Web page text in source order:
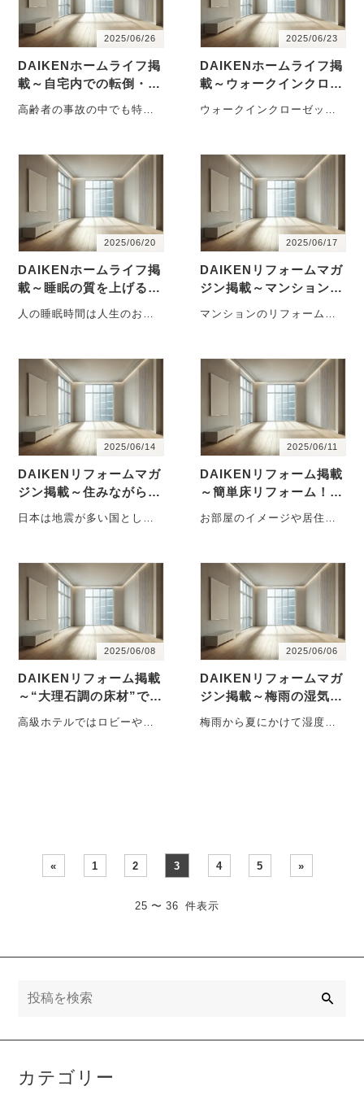
2025/06/26
DAIKENホームライフ掲
載～自宅内での転倒・転
落・落下を防止した
い！
高齢者の事故の中でも特に
先ではなく、自宅・・・
2025/06/23
DAIKENホームライフ掲
載～ウォークインクロー
ペース？
ウォークインクローゼット
です。衣類だけで・・・
2025/06/20
DAIKENホームライフ掲
載～睡眠の質を上げる！
寝室のレイアウト
人の睡眠時間は人生のおよ
およそ27年・・・
2025/06/17
DAIKENリフォームマガ
ジン掲載～マンションリ
マンションのリフォーム
り、管理規約や構造
上・・・
2025/06/14
DAIKENリフォームマガ
ジン掲載～住みながら耐
力壁（耐震壁）が作れ
る“耐震リフォーム”
日本は地震が多い国として
す。しかし、「自・・・
2025/06/11
DAIKENリフォーム掲載
～簡単床リフォーム！
敷くだけでOKの“吸着フ
ローリング”
お部屋のイメージや居住性
や素材はスマホの・・・
2025/06/08
DAIKENリフォーム掲載
～“大理石調の床材”でト
イレの床リフォーム！
高級ホテルではロビーや客
2025/06/06
DAIKENリフォームマガ
ジン掲載～梅雨の湿気対
策！
梅雨から夏にかけて湿度が
« 1 2 3 4 5 »
25 〜 36 件表示
カテゴリー